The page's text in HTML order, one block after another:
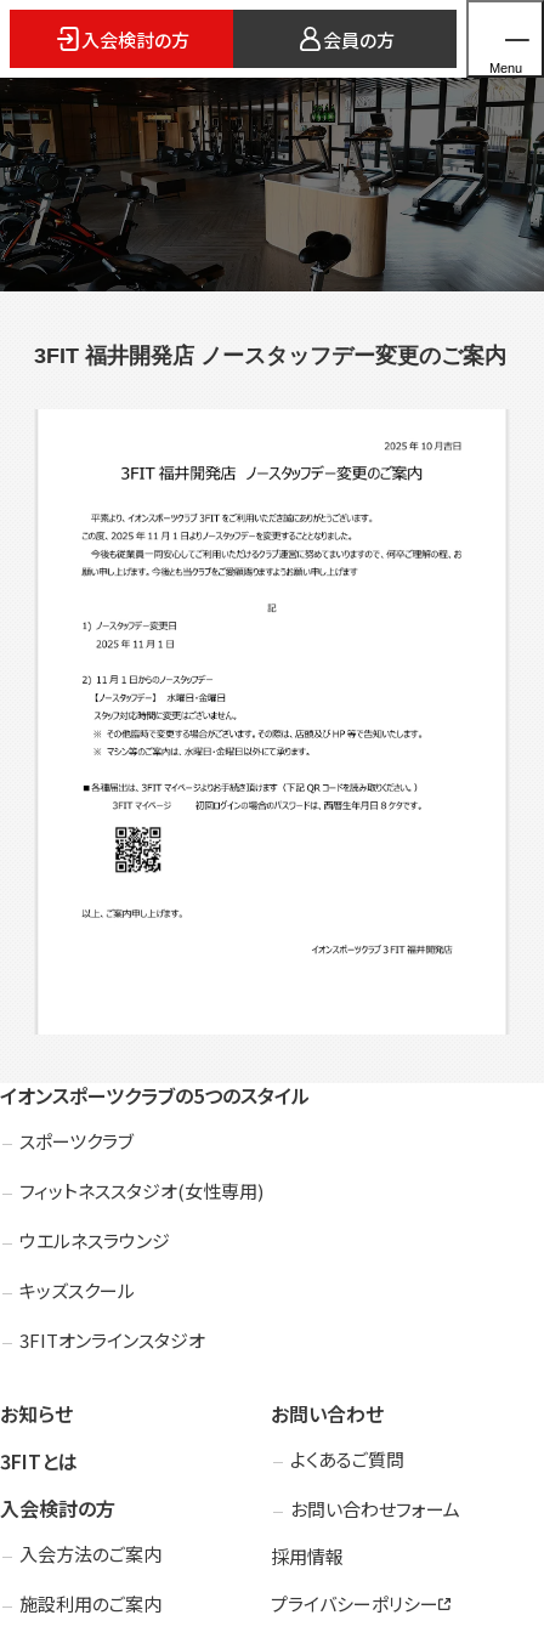
入会検討の方 会員の方
Menu
ホーム
店舗検索
3FITとは
入会検討の方 会員の方
3FIT 福井開発店 ノースタッフデー変更のご案内
イオンスポーツクラブの5つのスタイル
スポーツクラブ
フィットネススタジオ(女性専用)
ウエルネスラウンジ
キッズスクール
3FITオンラインスタジオ
お知らせ
3FITとは
入会検討の方
入会方法のご案内
施設利用のご案内
お問い合わせ
よくあるご質問
お問い合わせフォーム
採用情報
プライバシーポリシー